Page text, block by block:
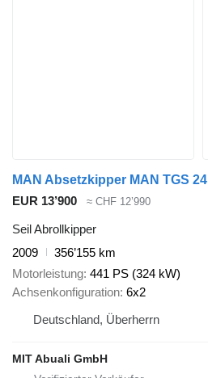
EUR 13’900 ≈ CHF 12’990
Seil Abrollkipper
2009
356’155 km
Motorleistung 441 PS (324 kW)
Achsenkonfiguration 6x2
Deutschland, Überherrn
MIT Abuali GmbH